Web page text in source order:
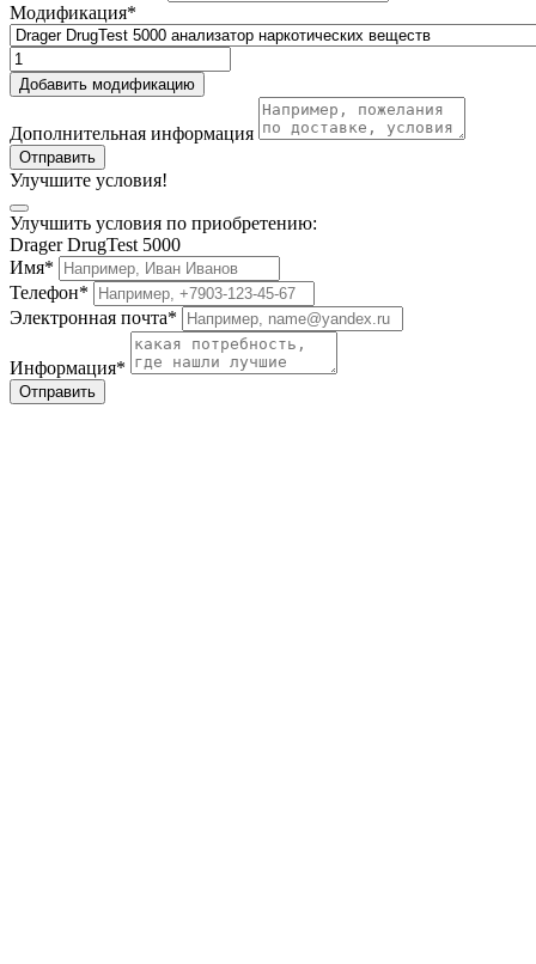
Модификация*
Добавить модификацию
Дополнительная информация
Отправить
Улучшите условия!
Улучшить условия по приобретению:
Drager DrugTest 5000
Имя*
Телефон*
Электронная почта*
Информация*
Отправить